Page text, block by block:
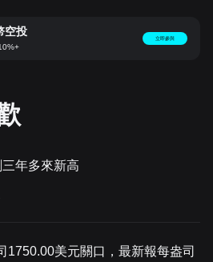
空投
立即參與
年多來新高
1750.00美元關口，最新報每盎司